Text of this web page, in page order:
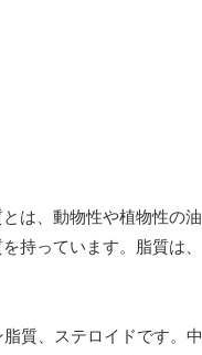
は、動物性や植物性の油
持っています。脂質は、
質、ステロイドです。中